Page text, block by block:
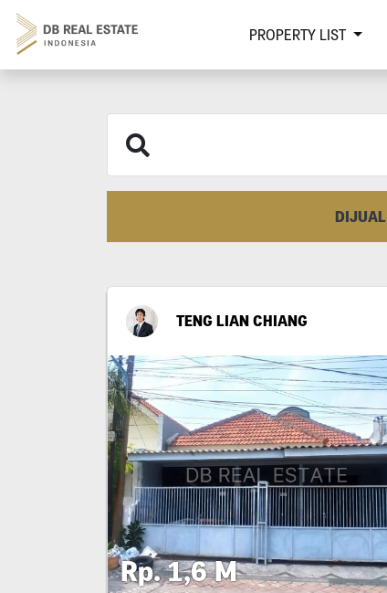
PROPERTY LIST
DIJUAL
TENG LIAN CHIANG
Rp. 1,6 M